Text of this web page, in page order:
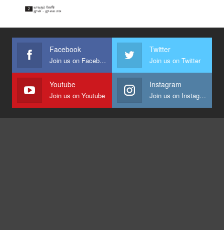
Facebook
Join us on Facebook
Twitter
Join us on Twitter
Youtube
Join us on Youtube
Instagram
Join us on Instagram